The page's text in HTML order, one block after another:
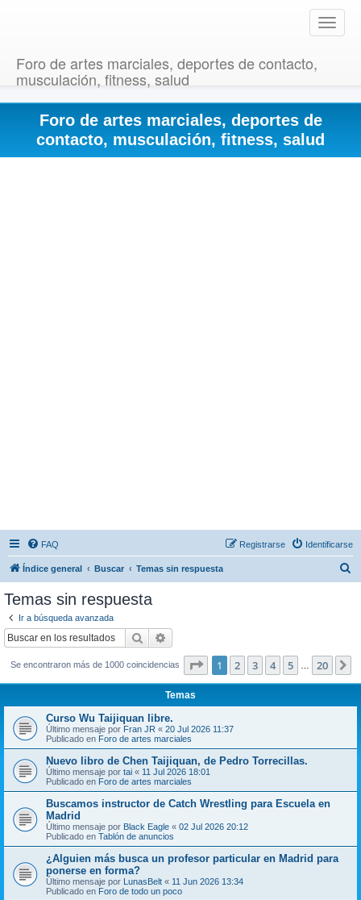
T
o
e
v
Foro de artes marciales, deportes de contacto,
musculación, fitness, salud
Foro de artes marciales, deportes de
contacto, musculación, fitness, salud
FAQ Identificarse
Registrarse
Índice general Buscar Temas sin respuesta
Temas sin respuesta
Ir a búsqueda avanzada
Buscar
Se encontraron más de 1000 coincidencias Página de 20
1 2 3 4 5 20
Temas
Curso Wu Taijiquan libre.
Último mensaje por Fran JR « 20 Jul 2026 11:37
Publicado en Foro de artes marciales
Nuevo libro de Chen Taijiquan, de Pedro Torrecillas.
Último mensaje por tai « 11 Jul 2026 18:01
Publicado en Foro de artes marciales
Buscamos instructor de Catch Wrestling para Escuela en
Madrid
Último mensaje por Black Eagle « 02 Jul 2026 20:12
Publicado en Tablón de anuncios
¿Alguien más busca un profesor particular en Madrid para
ponerse en forma?
Último mensaje por LunasBelt « 11 Jun 2026 13:34
Publicado en Foro de todo un poco